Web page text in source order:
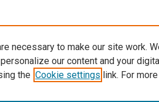
necessary to make our site work.
our content and your
the Cookie settings link. For